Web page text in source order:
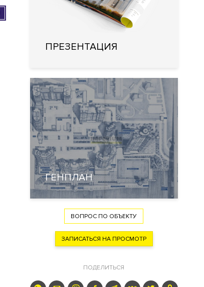
ПРЕЗЕНТАЦИЯ
ГЕНПЛАН
ВОПРОС ПО ОБЪЕКТУ
ЗАПИСАТЬСЯ НА ПРОСМОТР
ПОДЕЛИТЬСЯ